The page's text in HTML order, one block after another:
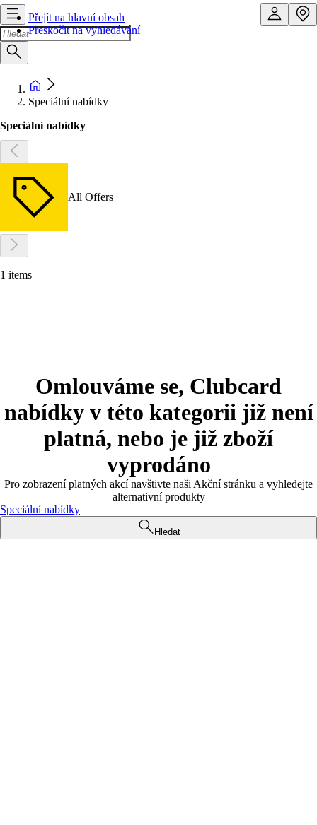
Přejít na hlavní obsah
Přeskočit na vyhledávání
Speciální nabídky
Speciální nabídky
All Offers
1 items
Omlouváme se, Clubcard
nabídky v této kategorii již není
platná, nebo je již zboží
vyprodáno
Pro zobrazení platných akcí navštivte naši Akční stránku a vyhledejte
alternativní produkty
Speciální nabídky
Hledat